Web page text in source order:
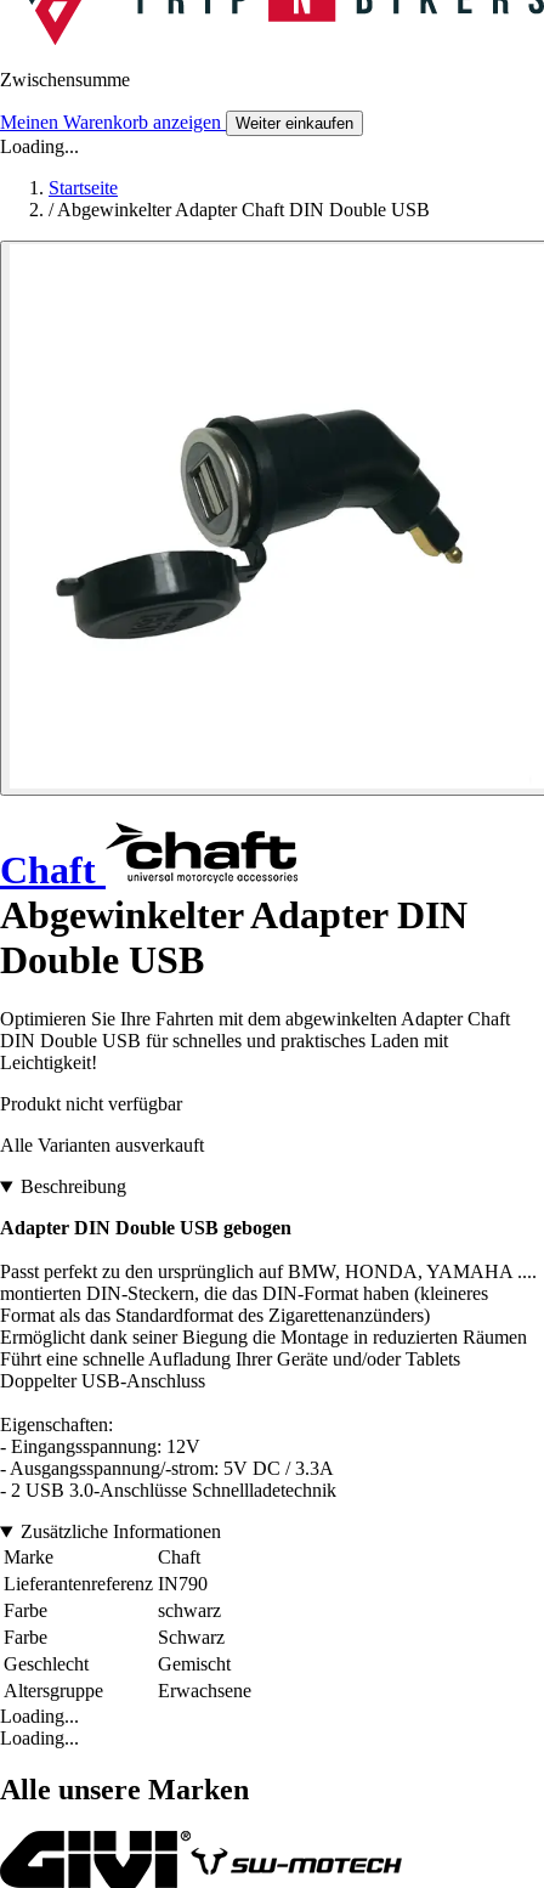
Zwischensumme
Meinen Warenkorb anzeigen Weiter einkaufen
Loading...
Startseite
/Abgewinkelter Adapter Chaft DIN Double USB
Chaft
Abgewinkelter Adapter DIN
Double USB
Optimieren Sie Ihre Fahrten mit dem abgewinkelten Adapter Chaft
DIN Double USB für schnelles und praktisches Laden mit
Leichtigkeit!
Produkt nicht verfügbar
Alle Varianten ausverkauft
Beschreibung
Adapter DIN Double USB gebogen
Passt perfekt zu den ursprünglich auf BMW, HONDA, YAMAHA ....
montierten DIN-Steckern, die das DIN-Format haben (kleineres
Format als das Standardformat des Zigarettenanzünders)
Ermöglicht dank seiner Biegung die Montage in reduzierten Räumen
Führt eine schnelle Aufladung Ihrer Geräte und/oder Tablets
Doppelter USB-Anschluss
Eigenschaften:
- Eingangsspannung: 12V
- Ausgangsspannung/-strom: 5V DC / 3.3A
- 2 USB 3.0-Anschlüsse Schnellladetechnik
Zusätzliche Informationen
Marke
Chaft
Lieferantenreferenz IN790
Farbe
schwarz
Farbe
Schwarz
Geschlecht
Gemischt
Altersgruppe
Erwachsene
Loading...
Loading...
Alle unsere Marken